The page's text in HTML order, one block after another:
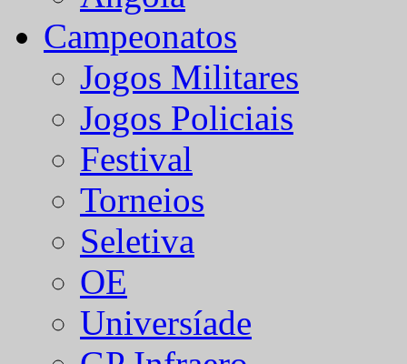
Campeonatos
Jogos Militares
Jogos Policiais
Festival
Torneios
Seletiva
OE
Universíade